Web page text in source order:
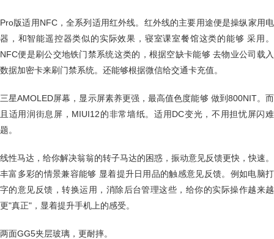
Pro版适用NFC，全系列适用红外线。红外线的主要用途便是操纵家用电
器，和智能遥控器类似的实际效果，寝室课室餐馆这类的能够 采用。
NFC便是刷公交地铁门禁系统这类的，根据空缺卡能够 去物业公司载入
数据加密卡来刷门禁系统。还能够根据微信给交通卡充值。
三星AMOLED屏幕，显示屏素养更强，最高值色度能够 做到800NIT。而
且适用润街息屏，MIUI12的非常墙纸。适用DC变光，不用担忧屏闪难
题。
线性马达，给你解决翁翁的转子马达的困惑，振动意见反馈更快，快速。
丰富多彩的情景兼容能够 显着提升日用品的触感意见反馈。例如电脑打
字的意见反馈，转换运用，消除后台管理这些，给你的实际操作越来越
更"真正"，显着提升手机上的感受。
两面GG5夹层玻璃，更耐摔。